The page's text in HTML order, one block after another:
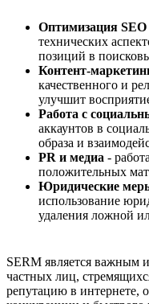
Оптимизация SEO
технических
позиций в
Контент-
качественного и
улучшит
Работа с
аккаунтов в
образа и
PR и медиа -
положительных
Юридические
использование
удаления ложной
SERM является важным
частных лиц,
репутацию в интернете,